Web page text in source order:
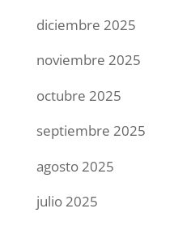
diciembre 2025
noviembre 2025
octubre 2025
septiembre 2025
agosto 2025
julio 2025